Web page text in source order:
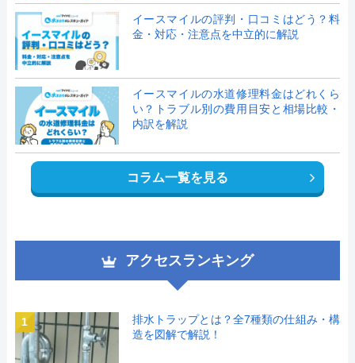
イースマイルの評判・口コミはどう？料
金・対応・注意点を中立的に解説
イースマイルの水道修理料金はどれくら
い？トラブル別の費用目安と相場比較・
内訳を解説
コラム一覧を見る
アクセスランキング
1
排水トラップとは？全7種類の仕組み・構
造を図解で解説！